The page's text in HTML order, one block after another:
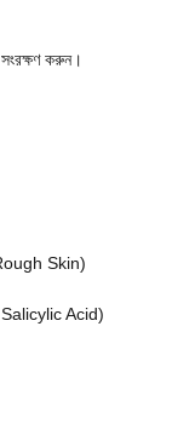
সংরক্ষণ করুন।
Skin)
Acid)